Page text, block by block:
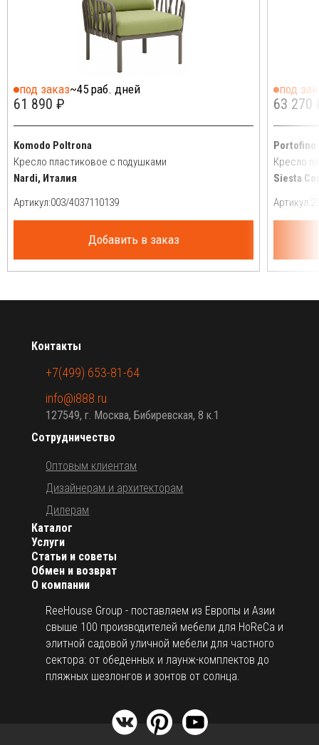
под заказ~45 раб. дней
61 890 ₽
Komodo Poltrona
Кресло пластиковое с подушками
Nardi, Италия
Артикул:
Добавить в заказ
под
63 270
Portofino
Кресло
Siesta
Артикул:
О компании
ReeHouse Group - поставляем из Европы и Азии
свыше 100 производителей мебели для HoReCa и
элитной садовой уличной мебели для частного
сектора: от обеденных и лаунж-комплектов до
пляжных шезлонгов и зонтов от солнца.
Каталог
Услуги
Статьи и советы
Обмен и возврат
Сотрудничество
Оптовым клиентам
Дизайнерам и архитекторам
Дилерам
Контакты
+7(499) 653-81-64
info@i888.ru
127549, г. Москва, Бибиревская, 8 к.1